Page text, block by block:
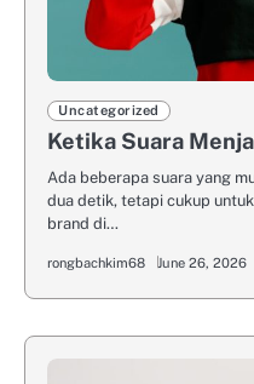
Uncategorized
Ketika Suara
Ada beberapa suara yang
dua detik, tetapi cukup
brand di…
rongbachkim68 June 26, 2026